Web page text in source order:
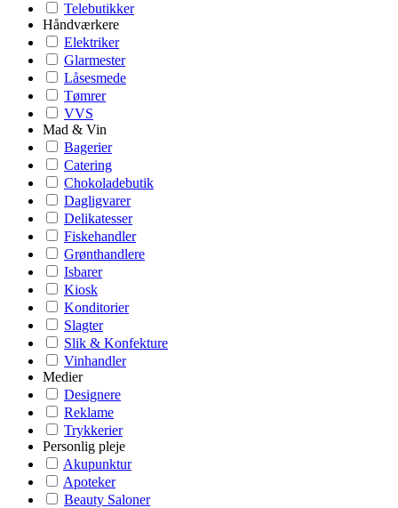
Telebutikker
Håndværkere
Elektriker
Glarmester
Låsesmede
Tømrer
VVS
Mad & Vin
Bagerier
Catering
Chokoladebutik
Dagligvarer
Delikatesser
Fiskehandler
Grønthandlere
Isbarer
Kiosk
Konditorier
Slagter
Slik & Konfekture
Vinhandler
Medier
Designere
Reklame
Trykkerier
Personlig pleje
Akupunktur
Apoteker
Beauty Saloner